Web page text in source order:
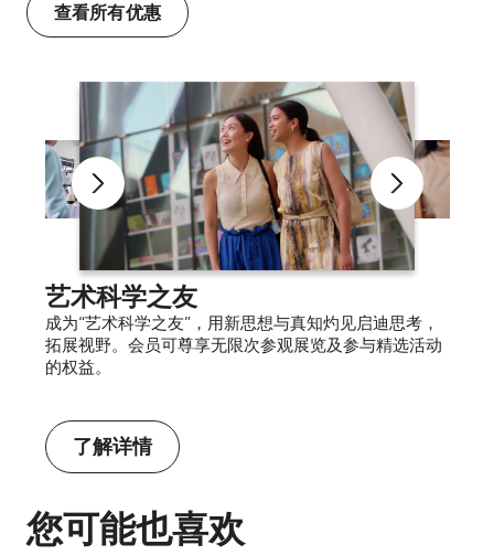
查看所有优惠
艺术科学之友
成为“艺术科学之友”，用新思想与真知灼见启迪思考，
拓展视野。会员可尊享无限次参观展览及参与精选活动
的权益。
了解详情
您可能也喜欢